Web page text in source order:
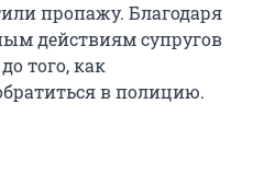
пропажу. Благодаря
действиям супругов
того, как
в полицию.